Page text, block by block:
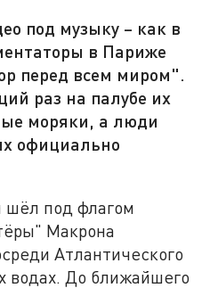
под музыку – как в
в Париже
перед всем миром".
раз на палубе их
моряки, а люди
официально
шёл под флагом
Макрона
Атлантического
водах. До ближайшего